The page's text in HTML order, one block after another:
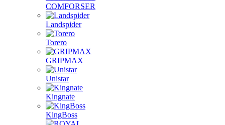
COMFORSER
Landspider
Torero
GRIPMAX
Unistar
Kingnate
KingBoss